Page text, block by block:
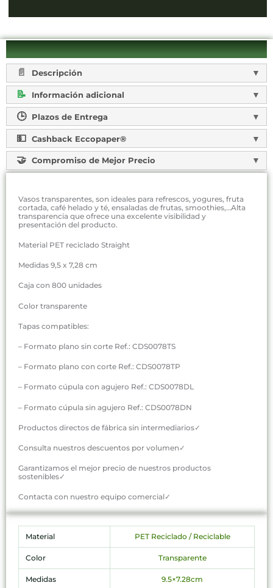
Descripción
Información adicional
Plazos de Entrega
Cashback Eccopaper®
Compromiso de Mejor Precio
Vasos transparentes, son ideales para refrescos, yogures, fruta
cortada, café helado y té, ensaladas de frutas, smoothies,…Alta
transparencia que ofrece una excelente visibilidad y
presentación del producto.
Material PET reciclado Straight
Medidas 9,5 x 7,28 cm
Caja con 800 unidades
Color transparente
Tapas compatibles:
– Formato plano sin corte Ref.: CDS0078TS
– Formato plano con corte Ref.: CDS0078TP
– Formato cúpula con agujero Ref.: CDS0078DL
– Formato cúpula sin agujero Ref.: CDS0078DN
Productos directos de fábrica sin intermediarios✓
Consulta nuestros descuentos por volumen✓
Garantizamos el mejor precio de nuestros productos
sostenibles✓
Contacta con nuestro equipo comercial✓
Material PET Reciclado / Reciclable
Color Transparente
Medidas 9.5×7.28cm